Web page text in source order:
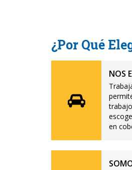
¿Por Qué
NOS
en